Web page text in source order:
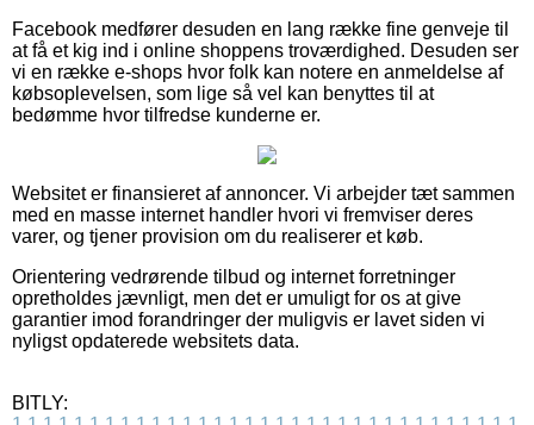
Facebook medfører desuden en lang række fine genveje til
at få et kig ind i online shoppens troværdighed. Desuden ser
vi en række e-shops hvor folk kan notere en anmeldelse af
købsoplevelsen, som lige så vel kan benyttes til at
bedømme hvor tilfredse kunderne er.
Websitet er finansieret af annoncer. Vi arbejder tæt sammen
med en masse internet handler hvori vi fremviser deres
varer, og tjener provision om du realiserer et køb.
Orientering vedrørende tilbud og internet forretninger
opretholdes jævnligt, men det er umuligt for os at give
garantier imod forandringer der muligvis er lavet siden vi
nyligst opdaterede websitets data.
BITLY: